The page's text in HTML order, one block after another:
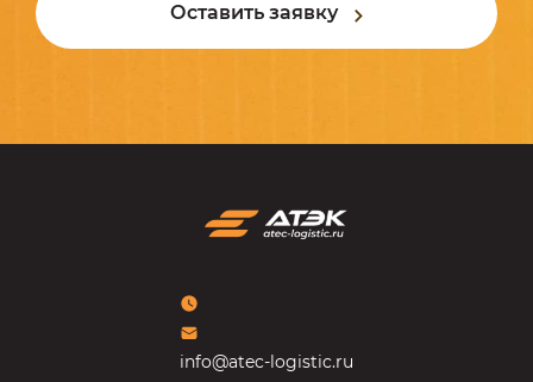
Оставить заявку
info@atec-logistic.ru